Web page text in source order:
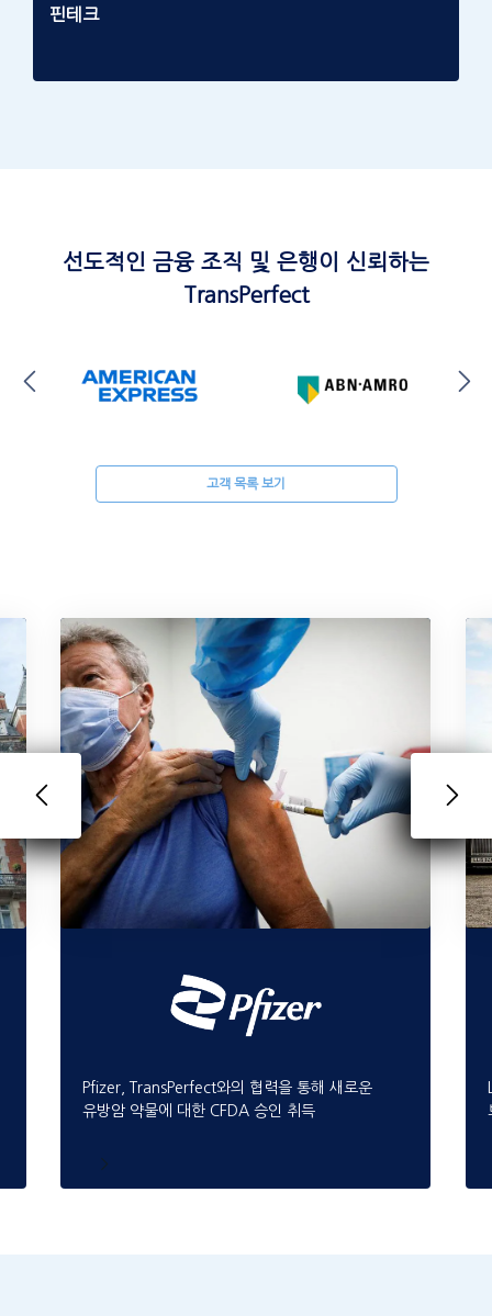
핀테크
선도적인 금융 조직 및 은행이 신뢰하는
TransPerfect
고객 목록 보기
Pfizer, TransPerfect와의 협력을 통해 새로운
유방암 약물에 대한 CFDA 승인 취득